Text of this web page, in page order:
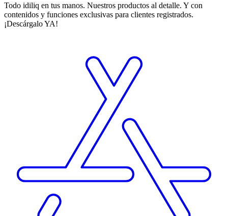
Todo idiliq en tus manos. Nuestros productos al detalle. Y con
contenidos y funciones exclusivas para clientes registrados.
¡Descárgalo YA!